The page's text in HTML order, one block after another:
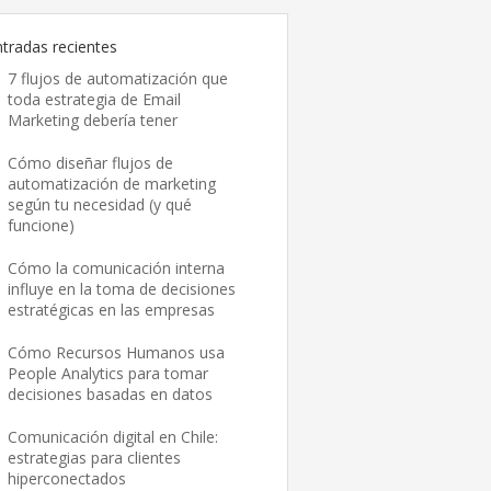
recientes
7 flujos de automatización que
toda estrategia de Email
Marketing debería tener
Cómo diseñar flujos de
automatización de marketing
según tu necesidad (y qué
funcione)
Cómo la comunicación interna
influye en la toma de decisiones
estratégicas en las empresas
Cómo Recursos Humanos usa
People Analytics para tomar
decisiones basadas en datos
Comunicación digital en Chile:
estrategias para clientes
hiperconectados